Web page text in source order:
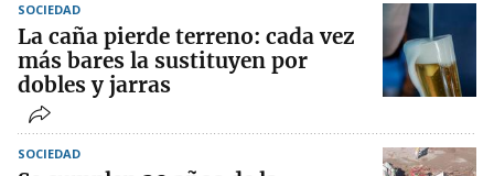
SOCIEDAD
La caña pierde terreno: cada vez
más bares la sustituyen por
dobles y jarras
SOCIEDAD